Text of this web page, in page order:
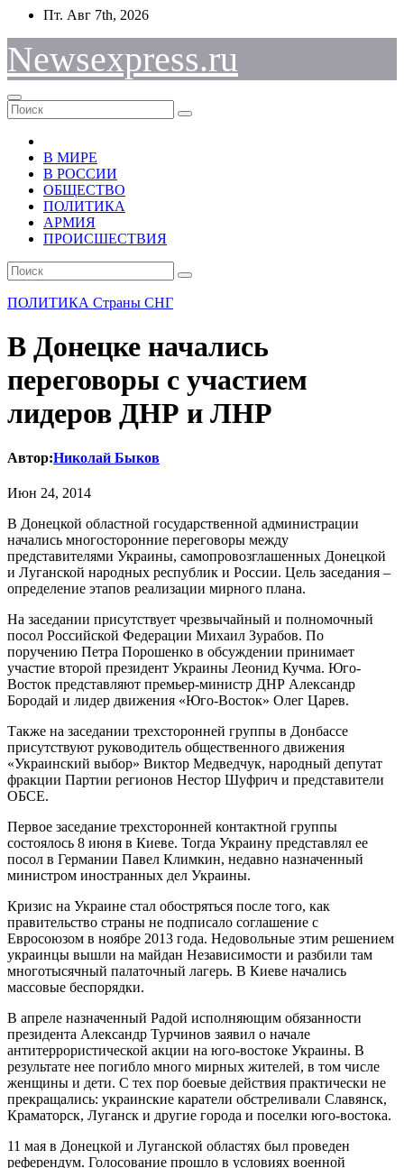
Перейти
содержимому
Пт. Авг 7th, 2026
Newsexpress.ru
В МИРЕ
В РОССИИ
ОБЩЕСТВО
ПОЛИТИКА
АРМИЯ
ПРОИСШЕСТВИЯ
ПОЛИТИКА Страны СНГ
В Донецке начались
переговоры с участием
лидеров ДНР и ЛНР
Автор:Николай Быков
Июн 24, 2014
В Донецкой областной государственной администрации
начались многосторонние переговоры между
представителями Украины, самопровозглашенных Донецкой
и Луганской народных республик и России. Цель заседания –
определение этапов реализации мирного плана.
На заседании присутствует чрезвычайный и полномочный
посол Российской Федерации Михаил Зурабов. По
поручению Петра Порошенко в обсуждении принимает
участие второй президент Украины Леонид Кучма. Юго-
Восток представляют премьер-министр ДНР Александр
Бородай и лидер движения «Юго-Восток» Олег Царев.
Также на заседании трехсторонней группы в Донбассе
присутствуют руководитель общественного движения
«Украинский выбор» Виктор Медведчук, народный депутат
фракции Партии регионов Нестор Шуфрич и представители
ОБСЕ.
Первое заседание трехсторонней контактной группы
состоялось 8 июня в Киеве. Тогда Украину представлял ее
посол в Германии Павел Климкин, недавно назначенный
министром иностранных дел Украины.
Кризис на Украине стал обостряться после того, как
правительство страны не подписало соглашение с
Евросоюзом в ноябре 2013 года. Недовольные этим решением
украинцы вышли на майдан Независимости и разбили там
многотысячный палаточный лагерь. В Киеве начались
массовые беспорядки.
В апреле назначенный Радой исполняющим обязанности
президента Александр Турчинов заявил о начале
антитеррористической акции на юго-востоке Украины. В
результате нее погибло много мирных жителей, в том числе
женщины и дети. С тех пор боевые действия практически не
прекращались: украинские каратели обстреливали Славянск,
Краматорск, Луганск и другие города и поселки юго-востока.
11 мая в Донецкой и Луганской областях был проведен
референдум. Голосование прошло в условиях военной